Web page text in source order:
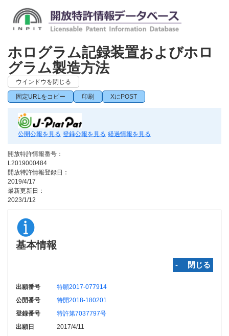
ホログラム記録装置およびホロ
グラム製造方法
ウインドウを閉じる
固定URLをコピー 印刷 XにPOST
公開公報を見る 登録公報を見る 経過情報を見る
開放特許情報番号：
L2019000484
開放特許情報登録日：
2019/4/17
最新更新日：
2023/1/12
基本情報
‐ 閉じる
出願番号
特願2017-077914
公開番号
特開2018-180201
登録番号
特許第7037797号
出願日
2017/4/11